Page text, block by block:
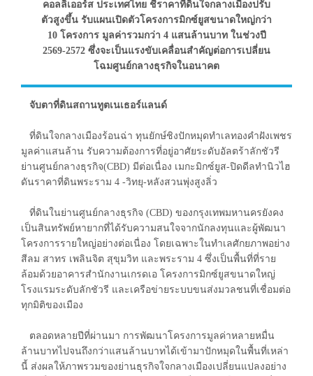
คอลลิเออร์ส ประเทศไทย ชี้ราคาที่ดินใจกลางเมืองปรับ
ตัวสูงขึ้น รับแผนเปิดตัวโครงการมิกซ์ยูสขนาดใหญ่กว่า
10 โครงการ มูลค่ารวมกว่า 4 แสนล้านบาท ในช่วงปี
2569-2572 ซึ่งจะเป็นแรงขับเคลื่อนสำคัญต่อการเปลี่ยน
โฉมศูนย์กลางธุรกิจในอนาคต
จับตาที่ดินสถานทูตเนเธอร์แลนด์
ที่ดินใจกลางเมืองร้อนฉ่า ทุนยักษ์ชิงปักหมุดทำเลทองคำฝังเพชร
มูลค่าแสนล้าน รับความต้องการที่อยู่อาศัยระดับอัลตร้าลักชัวรี
ย่านศูนย์กลางธุรกิจ(CBD) มีต่อเนื่อง เมกะมิกซ์ยูส-ปิดดีลทำนิวไฮ
ดันราคาที่ดินพระราม 4 -วิทยุ-หลังสวนพุ่งสูงลิ่ว
ที่ดินในย่านศูนย์กลางธุรกิจ (CBD) ของกรุงเทพมหานครยังคง
เป็นสินทรัพย์หายากที่ได้รับความสนใจจากนักลงทุนและผู้พัฒนา
โครงการรายใหญ่อย่างต่อเนื่อง โดยเฉพาะในทำเลศักยภาพอย่าง
สีลม สาทร เพลินจิต สุขุมวิท และพระราม 4 ซึ่งเป็นพื้นที่ที่ราย
ล้อมด้วยอาคารสำนักงานเกรดเอ โครงการมิกซ์ยูสขนาดใหญ่
โรงแรมระดับลักชัวรี และเครือข่ายระบบขนส่งมวลชนที่เชื่อมต่อ
ทุกมิติของเมือง
ตลอดหลายปีที่ผ่านมา การพัฒนาโครงการมูลค่าหลายหมื่น
ล้านบาทไปจนถึงกว่าแสนล้านบาทได้เข้ามาปักหมุดในพื้นที่เหล่า
นี้ ส่งผลให้ภาพรวมของย่านธุรกิจใจกลางเมืองเปลี่ยนแปลงอย่าง